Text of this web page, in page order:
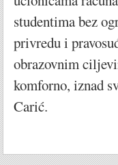
studentima bez
privredu i
obrazovnim
komforno, iznad
Carić.